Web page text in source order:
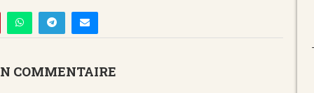
COMMENTAIRE